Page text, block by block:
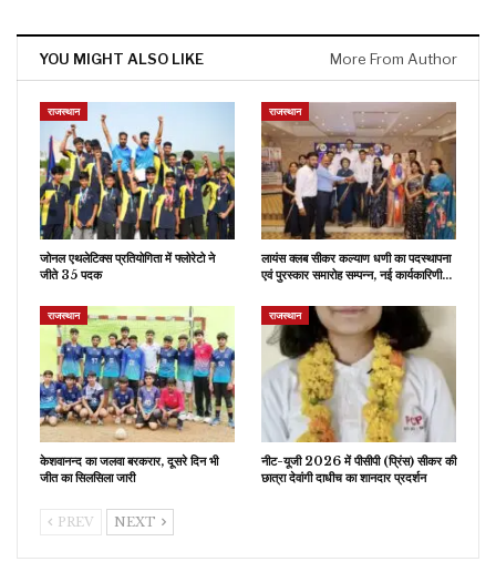
YOU MIGHT ALSO LIKE More From Author
राजस्थान
जोनल एथलेटिक्स प्रतियोगिता में फ्लोरेटो ने
जीते 35 पदक
राजस्थान
लायंस क्लब सीकर कल्याण धणी का पदस्थापना
एवं पुरस्कार समारोह सम्पन्न, नई कार्यकारिणी…
राजस्थान
केशवानन्द का जलवा बरकरार, दूसरे दिन भी
जीत का सिलसिला जारी
राजस्थान
नीट-यूजी 2026 में पीसीपी (प्रिंस) सीकर की
छात्रा देवांगी दाधीच का शानदार प्रदर्शन
PREV NEXT